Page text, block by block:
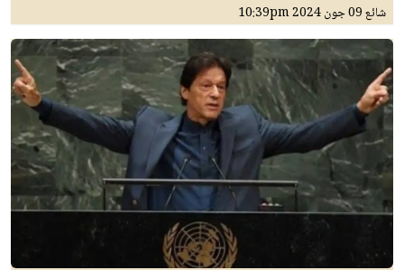
شائع09 جون 2024 10:39pm